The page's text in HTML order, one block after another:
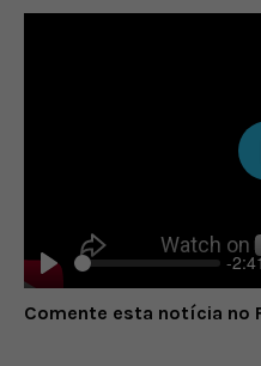
Play
-
Comente esta notícia no